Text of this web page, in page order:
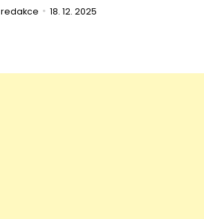
redakce 18. 12. 2025